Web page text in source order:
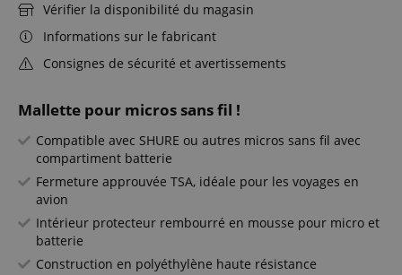
Mallette pour micros sans fil !
Compatible avec SHURE ou autres micros sans fil avec
compartiment batterie
Fermeture approuvée TSA, idéale pour les voyages en
avion
Intérieur protecteur rembourré en mousse pour micro et
batterie
Construction en polyéthylène haute résistance
Vérifier la disponibilité du magasin
Informations sur le fabricant
Consignes de sécurité et avertissements